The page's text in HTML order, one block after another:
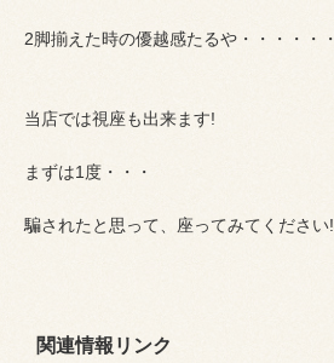
2脚揃えた時の優越感たるや・・・・・
当店では視座も出来ます!
まずは1度・・・
騙されたと思って、座ってみてください!
関連情報リンク